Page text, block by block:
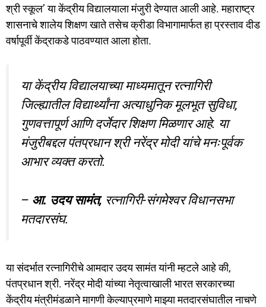
श्री स्कूल’ या केंद्रीय विद्यालयाला मंजुरी देण्यात आली आहे. महाराष्ट्र
शासनाचे शालेय शिक्षण खाते तसेच क्रीडा विभागामार्फत हा प्रस्ताव दीड
वर्षापूर्वी केंद्राकडे पाठवण्यात आला होता.
या केंद्रीय विद्यालयाच्या माध्यमातून रत्नागिरी
जिल्ह्यातील विद्यार्थ्यांना अत्याधुनिक मूलभूत सुविधा,
गुणवत्तापूर्ण आणि दर्जेदार शिक्षण मिळणार आहे. या
मंजुरीबद्दल पंतप्रधान श्री नरेंद्र मोदी यांचे मनःपूर्वक
आभार व्यक्त करतो.
– आ. उदय सामंत, रत्नागिरी-संगमेश्वर विधानसभा
मतदारसंघ.
या संदर्भात रत्नागिरीचे आमदार उदय सामंत यांनी म्हटले आहे की,
पंतप्रधान श्री. नरेंद्र मोदी यांच्या नेतृत्वाखाली भारत सरकारच्या
केंद्रीय मंत्रीमंडळाने मागणी केल्याप्रमाणे माझ्या मतदारसंघातील नाचणे